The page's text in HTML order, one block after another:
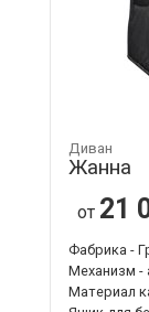
Диван
Жанна
от 21
Фабрика -
Механизм -
Материал